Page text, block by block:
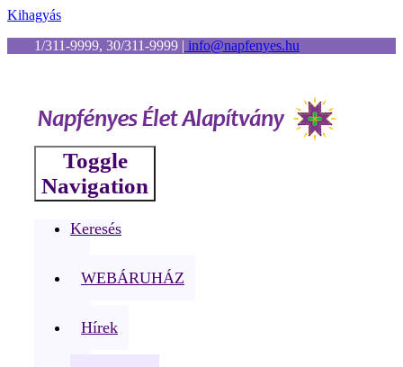
Kihagyás
1/311-9999, 30/311-9999 | info@napfenyes.hu
Toggle
Navigation
Keresés
WEBÁRUHÁZ
Hírek